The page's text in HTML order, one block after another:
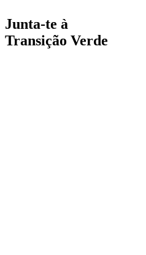
Junta-te à
Transição Verde